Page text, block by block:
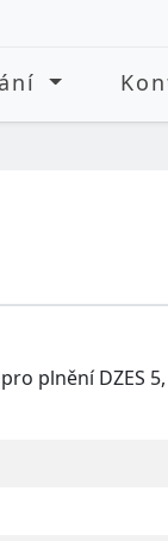
plnění DZES 5,